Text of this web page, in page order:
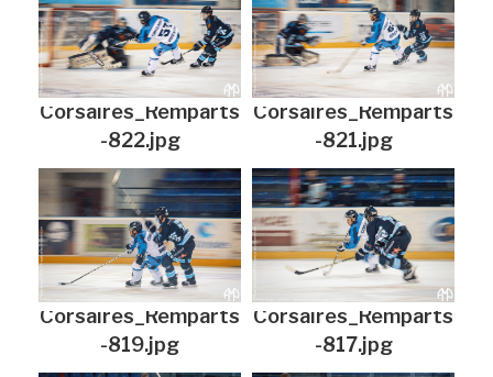
Corsaires_Remparts
-822.jpg
Corsaires_Remparts
-821.jpg
Corsaires_Remparts
-819.jpg
Corsaires_Remparts
-817.jpg